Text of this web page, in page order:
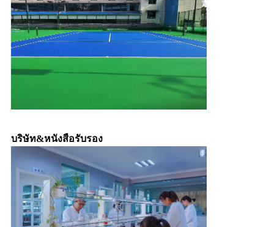
บริษัท&หนังสือรับรอง